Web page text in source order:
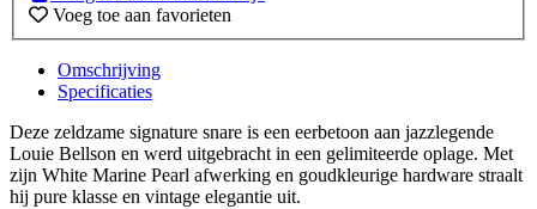
Voeg toe aan favorieten
Omschrijving
Specificaties
Deze zeldzame signature snare is een eerbetoon aan jazzlegende
Louie Bellson en werd uitgebracht in een gelimiteerde oplage. Met
zijn White Marine Pearl afwerking en goudkleurige hardware straalt
hij pure klasse en vintage elegantie uit.